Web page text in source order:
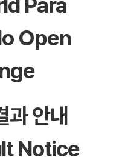
Open
과 안내
Notice